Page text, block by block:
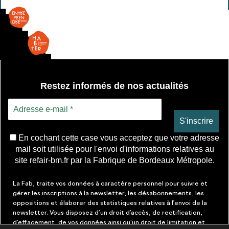
Restez informés de nos actualités
En cochant cette case vous acceptez que votre adresse
mail soit utilisée pour l'envoi d'informations relatives au
site refair-bm.fr par la Fabrique de Bordeaux Métropole.
La Fab, traite vos données à caractère personnel pour suivre et
gérer les inscriptions à la newsletter, les désabonnements, les
oppositions et élaborer des statistiques relatives à l’envoi de la
newsletter. Vous disposez d’un droit d’accès, de rectification,
d’effacement, de vos données ainsi qu’un droit de limitation et